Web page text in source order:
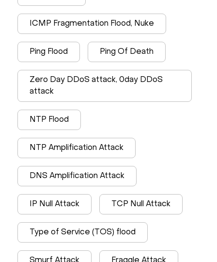
ICMP Fragmentation Flood, Nuke
Ping Flood Ping Of Death
Zero Day DDoS attack, 0day DDoS
attack
NTP Flood
NTP Amplification Attack
DNS Amplification Attack
IP Null Attack TCP Null Attack
Type of Service (TOS) flood